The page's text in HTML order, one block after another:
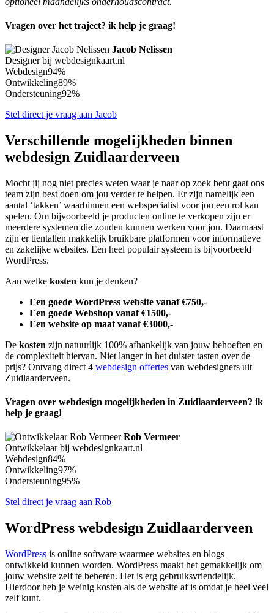
Vragen over het traject? ik help je graag!
Jacob Nelissen
Designer bij webdesignkaart.nl
Webdesign94%
Ontwikkeling89%
Ondersteuning92%
Stel direct je vraag aan Jacob
Verschillende mogelijkheden binnen
webdesign Zuidlaarderveen
Mocht jij nog niet precies weten waar je naar op zoek bent gaat ons
team zijn best doen om jou verder te helpen. Er zijn namelijk een
aantal ‘takken’ waarbinnen een webspecialist voor jou een rol kan
spelen. Om bijvoorbeeld je producten online te verkopen zijn er
meerdere systemen die zouden kunnen werken voor jou. Daarnaast
zijn er tientallen makkelijk bruikbare platformen voor informatieve
en zakelijke websites. Een heel populair systeem is bijvoorbeeld
WordPress.
Aan welke kosten kun je denken?
Een goede WordPress website vanaf €750,-
Een goede Webshop vanaf €1500,-
Een website op maat vanaf €3000,-
De kosten zijn natuurlijk 100% afhankelijk van jouw behoeften en
de complexiteit hiervan. Niet langer in het duister tasten over de
prijs? Ontvang direct 4 webdesign offertes van webdesigners uit
Zuidlaarderveen.
Vragen over webdesign mogelijkheden in Zuidlaarderveen? ik
help je graag!
Rob Vermeer
Ontwikkelaar bij webdesignkaart.nl
Webdesign84%
Ontwikkeling97%
Ondersteuning95%
Stel direct je vraag aan Rob
WordPress webdesign Zuidlaarderveen
WordPress is online software waarmee websites en blogs
ontwikkeld kunnen worden. WordPress maakt het gemakkelijk om
jouw website zelf te beheren. Het is erg gebruiksvriendelijk.
Hierdoor heb je weinig kosten als de website af is omdat je heel veel
zelf kunt.